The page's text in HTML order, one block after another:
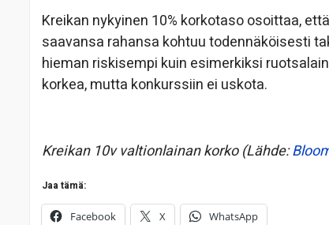
Kreikan nykyinen 10% korkotaso osoittaa,
saavansa rahansa kohtuu todennäköisesti
hieman riskisempi kuin esimerkiksi
korkea, mutta konkurssiin ei uskota.
Kreikan 10v valtionlainan korko (Lähde:
Jaa tämä:
Facebook X WhatsApp